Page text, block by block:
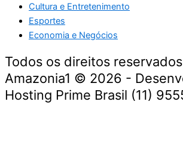
Cultura e Entretenimento
Esportes
Economia e Negócios
Todos os direitos
Amazonia1 © 2026 -
Hosting Prime Brasil (11)